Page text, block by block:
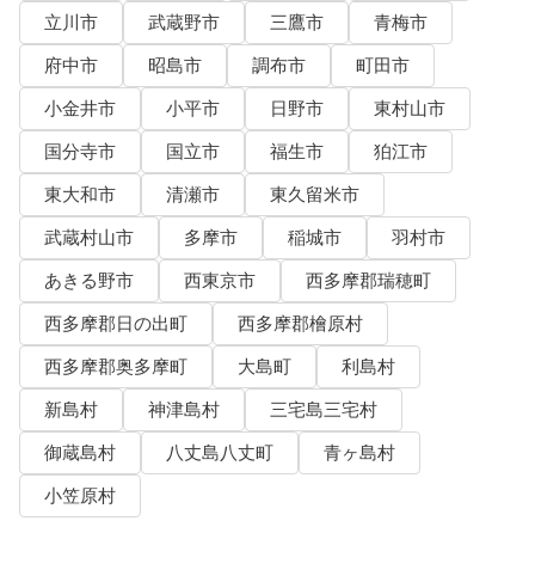
立川市
武蔵野市 三鷹市
青梅市
府中市
昭島市 調布市
町田市
小金井市
小平市 日野市
東村山市
国分寺市
国立市 福生市
狛江市
東大和市
清瀬市
東久留米市
武蔵村山市
多摩市 稲城市
羽村市
あきる野市
西東京市
西多摩郡瑞穂町
西多摩郡日の出町
西多摩郡檜原村
西多摩郡奥多摩町
大島町
利島村
新島村
神津島村
三宅島三宅村
御蔵島村
八丈島八丈町
青ヶ島村
小笠原村